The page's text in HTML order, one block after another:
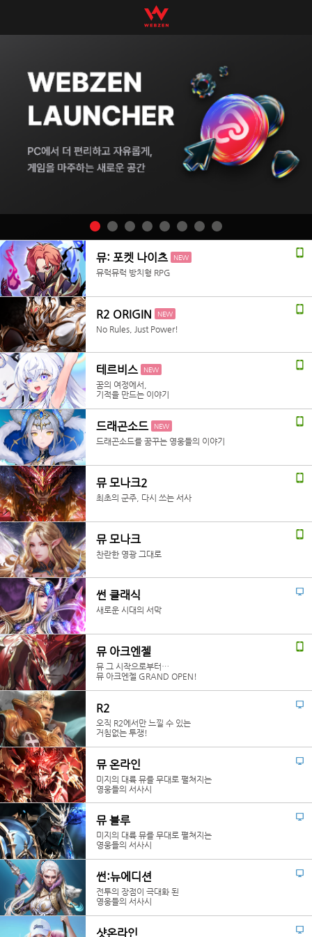
뮤: 포켓 나이츠 NEW
뮤럭뮤럭 방치형 RPG
R2 ORIGIN NEW
No Rules, Just Power!
테르비스 NEW
꿈의 여정에서,
기적을 만드는 이야기
드래곤소드 NEW
드래곤소드를 꿈꾸는 영웅들의 이야기
뮤 모나크2
최초의 군주, 다시 쓰는 서사
뮤 모나크
찬란한 영광 그대로
썬 클래식
새로운 시대의 서막
뮤 아크엔젤
뮤 그 시작으로부터…
뮤 아크엔젤 GRAND OPEN!
R2
오직 R2에서만 느낄 수 있는
거침없는 투쟁!
뮤 온라인
미지의 대륙 뮤를 무대로 펼쳐지는
영웅들의 서사시
뮤 블루
미지의 대륙 뮤를 무대로 펼쳐지는
영웅들의 서사시
썬:뉴에디션
전투의 장점이 극대화 된
영웅들의 서사시
샷온라인